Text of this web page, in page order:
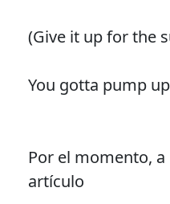
(Give it up for the
You gotta pump
Por el momento,
artículo